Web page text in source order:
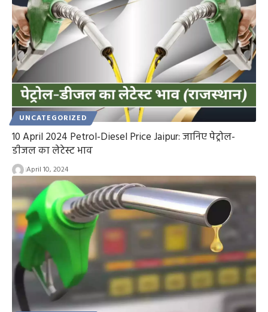
UNCATEGORIZED
10 April 2024 Petrol-Diesel Price Jaipur: जानिए पेट्रोल-
डीजल का लेटेस्ट भाव
April 10, 2024